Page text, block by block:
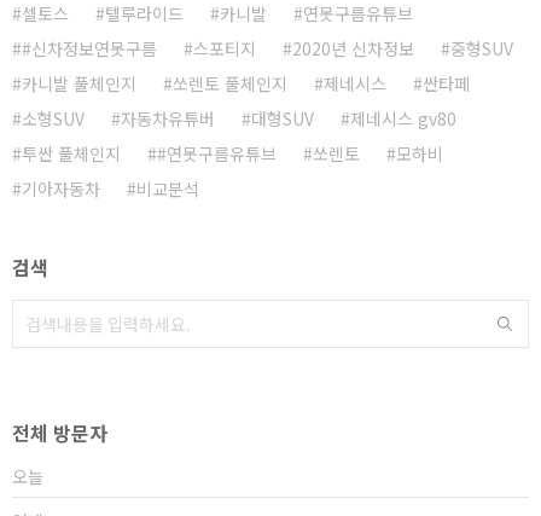
셀토스
텔루라이드 카니발
연못구름유튜브
#신차정보연못구름
스포티지 2020년 신차정보
중형SUV
카니발 풀체인지
쏘렌토 풀체인지 제네시스
싼타페
소형SUV
자동차유튜버 대형SUV
제네시스 gv80
투싼 풀체인지
#연못구름유튜브 쏘렌토
모하비
기아자동차
비교분석
검색
전체 방문자
오늘